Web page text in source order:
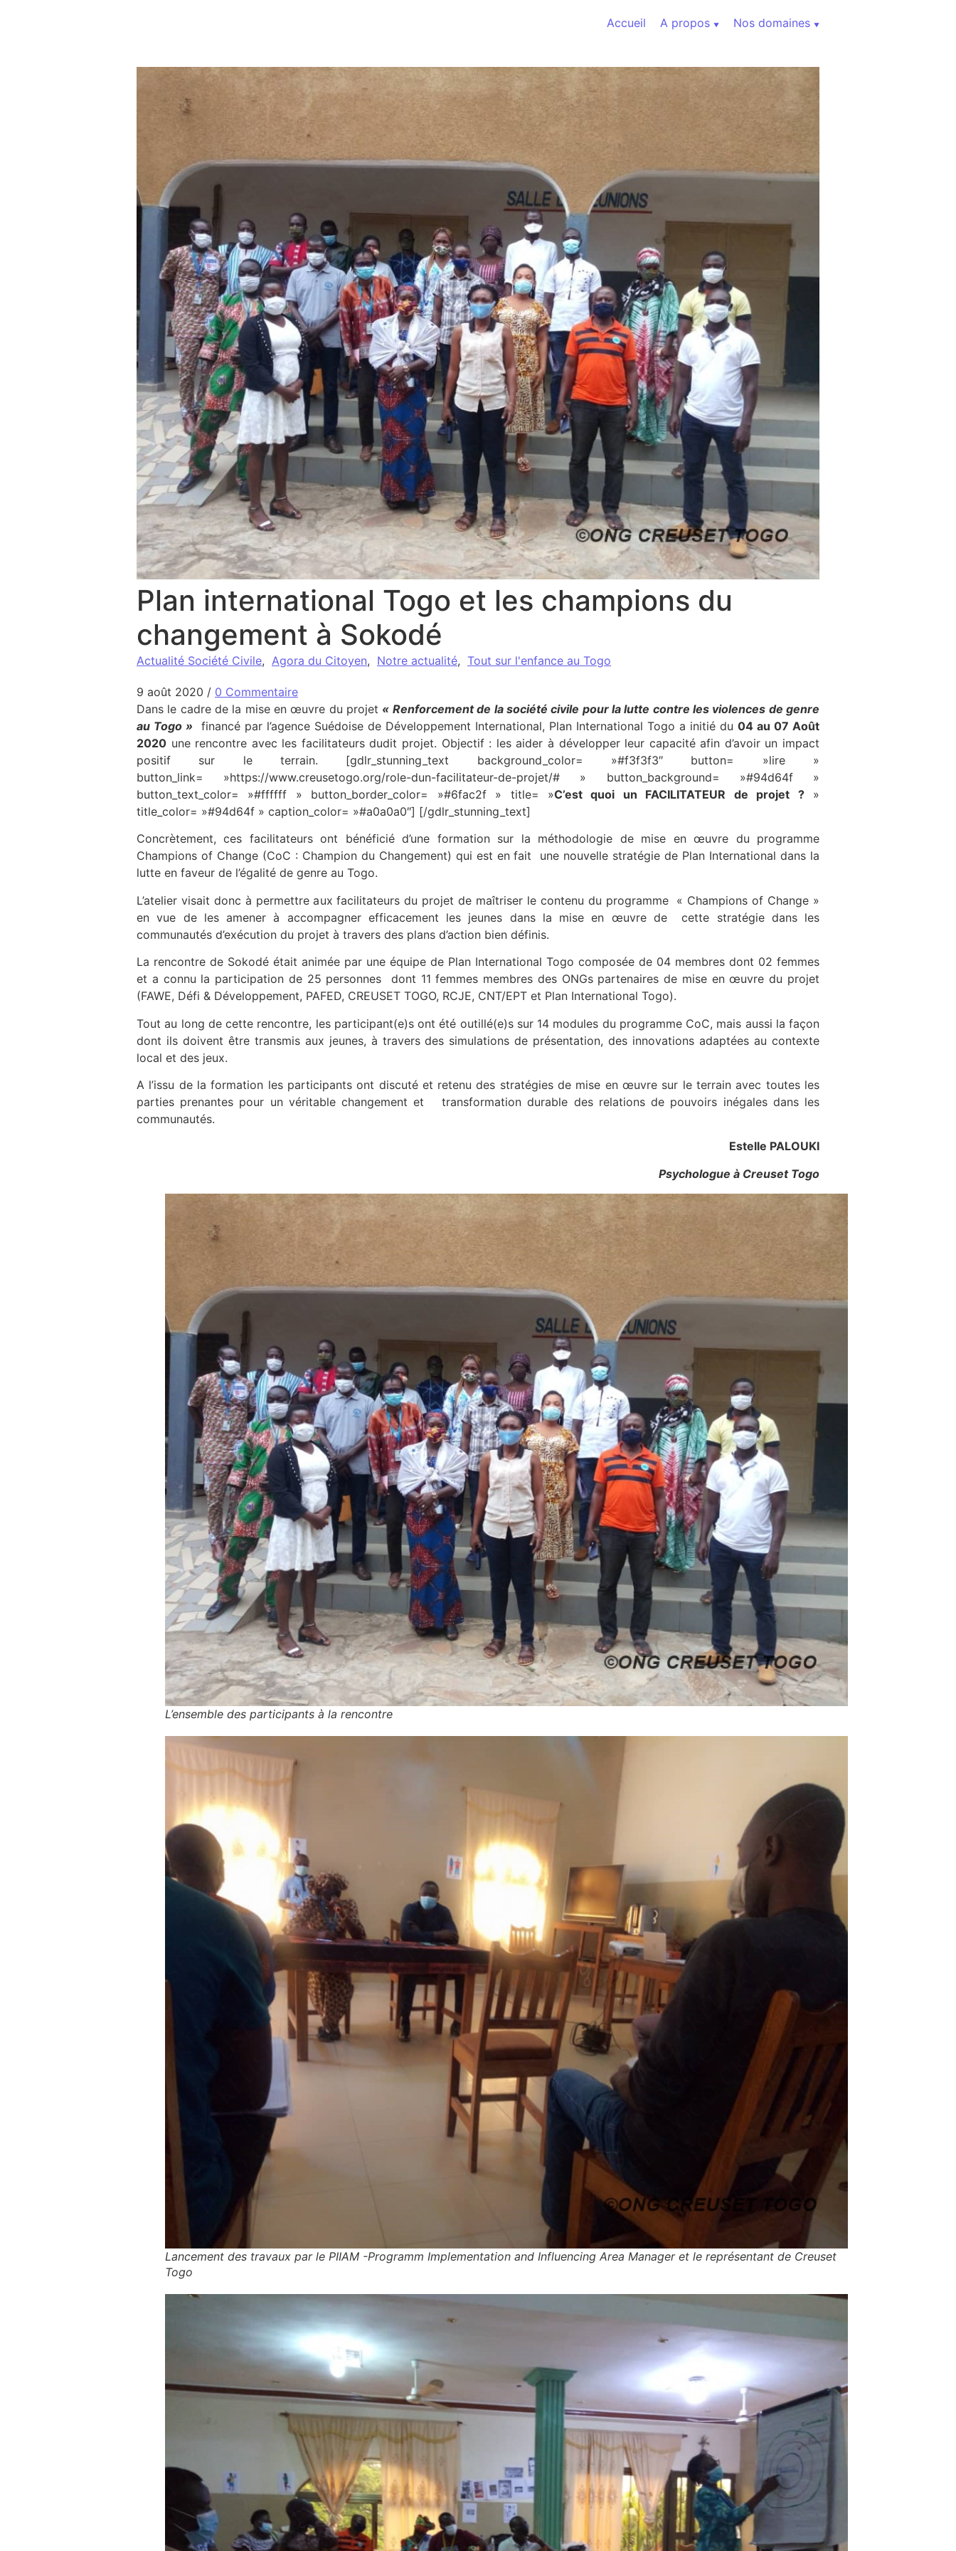
Accueil
A propos Nos domaines
Plan international Togo et les champions du
changement à Sokodé
Actualité Société Civile, Agora du Citoyen, Notre actualité, Tout sur l'enfance au Togo
9 août 2020 / 0 Commentaire
Dans le cadre de la mise en œuvre du projet « Renforcement de la société civile pour la lutte contre les violences de genre
au Togo » financé par l’agence Suédoise de Développement International, Plan International Togo a initié du 04 au 07 Août
2020 une rencontre avec les facilitateurs dudit projet. Objectif : les aider à développer leur capacité afin d’avoir un impact
positif sur le terrain. [gdlr_stunning_text background_color= »#f3f3f3″ button= »lire »
button_link= »https://www.creusetogo.org/role-dun-facilitateur-de-projet/# » button_background= »#94d64f »
button_text_color= »#ffffff » button_border_color= »#6fac2f » title= »C’est quoi un FACILITATEUR de projet ?»
title_color= »#94d64f » caption_color= »#a0a0a0″] [/gdlr_stunning_text]
Concrètement, ces facilitateurs ont bénéficié d’une formation sur la méthodologie de mise en œuvre du programme
Champions of Change (CoC : Champion du Changement) qui est en fait une nouvelle stratégie de Plan International dans la
lutte en faveur de l’égalité de genre au Togo.
L’atelier visait donc à permettre aux facilitateurs du projet de maîtriser le contenu du programme « Champions of Change »
en vue de les amener à accompagner efficacement les jeunes dans la mise en œuvre de cette stratégie dans les
communautés d’exécution du projet à travers des plans d’action bien définis.
La rencontre de Sokodé était animée par une équipe de Plan International Togo composée de 04 membres dont 02 femmes
et a connu la participation de 25 personnes dont 11 femmes membres des ONGs partenaires de mise en œuvre du projet
(FAWE, Défi & Développement, PAFED, CREUSET TOGO, RCJE, CNT/EPT et Plan International Togo).
Tout au long de cette rencontre, les participant(e)s ont été outillé(e)s sur 14 modules du programme CoC, mais aussi la façon
dont ils doivent être transmis aux jeunes, à travers des simulations de présentation, des innovations adaptées au contexte
local et des jeux.
A l’issu de la formation les participants ont discuté et retenu des stratégies de mise en œuvre sur le terrain avec toutes les
parties prenantes pour un véritable changement et transformation durable des relations de pouvoirs inégales dans les
communautés.
Estelle PALOUKI
Psychologue à Creuset Togo
L’ensemble des participants à la rencontre
Lancement des travaux par le PIIAM -Programm Implementation and Influencing Area Manager et le représentant de Creuset
Togo